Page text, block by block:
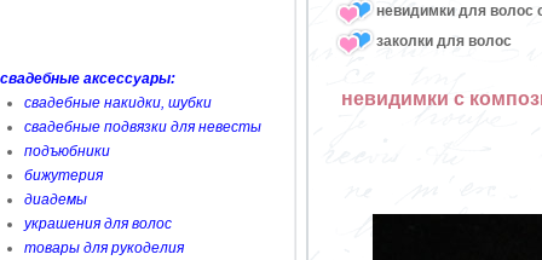
свадебные аксессуары:
свадебные накидки, шубки
свадебные подвязки для невесты
подъюбники
бижутерия
диадемы
украшения для волос
товары для рукоделия
невидимки для волос
заколки для волос
невидимки с